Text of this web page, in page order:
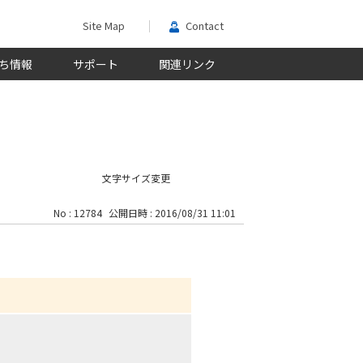
Site Map Contact
情報 サポート 関連リンク
文字サイズ変更
No : 12784 公開日時 : 2016/08/31 11:01